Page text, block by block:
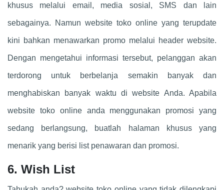
khusus melalui email, media sosial, SMS dan lain
sebagainya. Namun website toko online yang terupdate
kini bahkan menawarkan promo melalui header website.
Dengan mengetahui informasi tersebut, pelanggan akan
terdorong untuk berbelanja semakin banyak dan
menghabiskan banyak waktu di website Anda. Apabila
website toko online anda menggunakan promosi yang
sedang berlangsung, buatlah halaman khusus yang
menarik yang berisi list penawaran dan promosi.
6. Wish List